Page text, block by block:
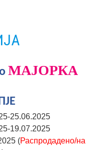
МАЈОРКА
25.06.2025
19.07.2025
(Распродадено/на